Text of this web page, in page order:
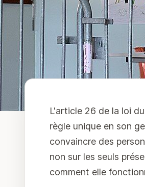
L'article 26 de la loi
règle unique en son
convaincre des
non sur les seuls
comment elle